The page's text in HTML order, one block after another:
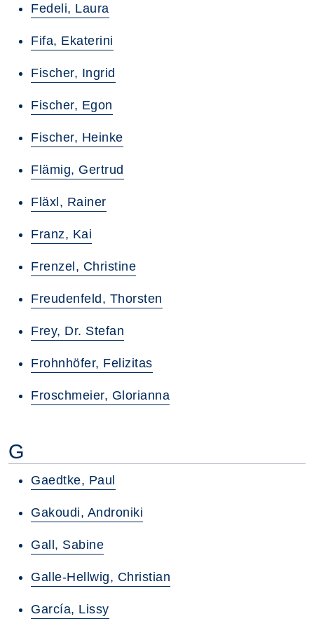
Fedeli, Laura
Fifa, Ekaterini
Fischer, Ingrid
Fischer, Egon
Fischer, Heinke
Flämig, Gertrud
Fläxl, Rainer
Franz, Kai
Frenzel, Christine
Freudenfeld, Thorsten
Frey, Dr. Stefan
Frohnhöfer, Felizitas
Froschmeier, Glorianna
G
Gaedtke, Paul
Gakoudi, Androniki
Gall, Sabine
Galle-Hellwig, Christian
García, Lissy